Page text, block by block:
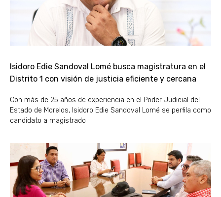
Isidoro Edie Sandoval Lomé busca magistratura en el
Distrito 1 con visión de justicia eficiente y cercana
Con más de 25 años de experiencia en el Poder Judicial del
Estado de Morelos, Isidoro Edie Sandoval Lomé se perfila como
candidato a magistrado